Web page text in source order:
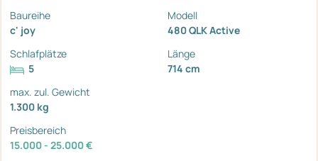
Baureihe
c' joy
Modell
480 QLK Active
Schlafplätze
5
Länge
714 cm
max. zul. Gewicht
1.300 kg
Preisbereich
15.000 - 25.000 €